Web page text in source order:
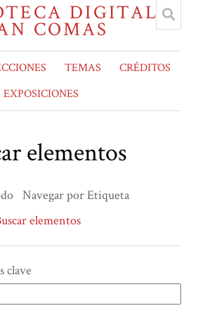
TEMAS
CRÉDITOS
EXPOSICIONES
elementos
Navegar por Etiqueta
elementos
clave